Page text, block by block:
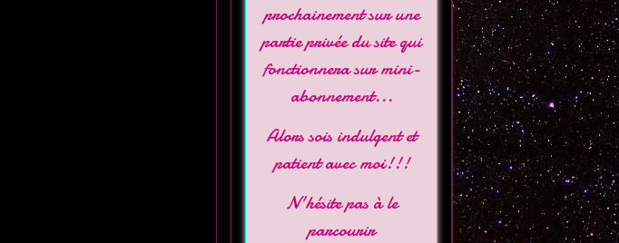
prochainement sur une
partie privée du site qui
fonctionnera sur mini-
abonnement...
Alors sois indulgent et
patient avec moi!!!
N'hésite pas à le
parcourir